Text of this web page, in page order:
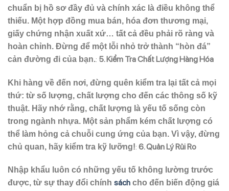
chuẩn bị hồ sơ đầy đủ và chính xác là điều không thể
thiếu. Một hợp đồng mua bán, hóa đơn thương mại,
giấy chứng nhận xuất xứ… tất cả đều phải rõ ràng và
hoàn chỉnh. Đừng để một lỗi nhỏ trở thành “hòn đá”
cản đường đi của bạn.: 5. Kiểm Tra Chất Lượng Hàng Hóa
Khi hàng về đến nơi, đừng quên kiểm tra lại tất cả mọi
thứ: từ số lượng, chất lượng cho đến các thông số kỹ
thuật. Hãy nhớ rằng, chất lượng là yếu tố sống còn
trong ngành nhựa. Một sản phẩm kém chất lượng có
thể làm hỏng cả chuỗi cung ứng của bạn. Vì vậy, đừng
chủ quan, hãy kiểm tra kỹ lưỡng!: 6. Quản Lý Rủi Ro
Nhập khẩu luôn có những yếu tố không lường trước
được, từ sự thay đổi chính sách cho đến biến động giá